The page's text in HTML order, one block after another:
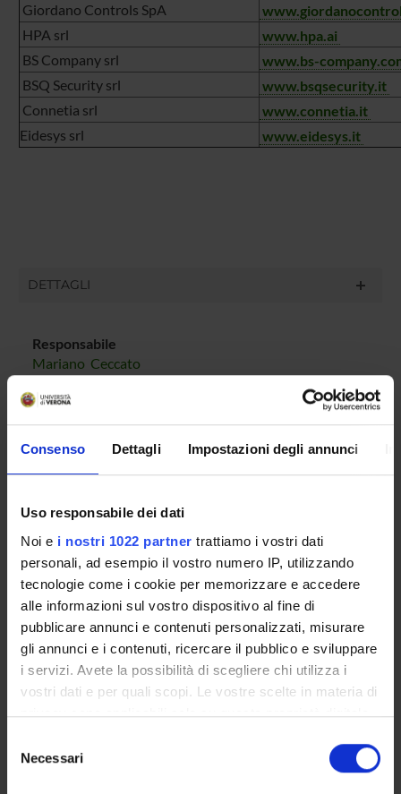
Consenso Dettagli Impostazioni degli annunci
Uso responsabile dei dati
Noi e i nostri 1022 partner trattiamo i vostri dati
personali, ad esempio il vostro numero IP, utilizzando
tecnologie come i cookie per memorizzare e accedere
alle informazioni sul vostro dispositivo al fine di
pubblicare annunci e contenuti personalizzati, misurare
gli annunci e i contenuti, ricercare il pubblico e sviluppare
i servizi. Avete la possibilità di scegliere chi utilizza i
vostri dati e per quali scopi. Le vostre scelte in materia di
privacy sono applicabili solo su questa proprietà digitale
modificare o revocare il proprio consenso in qualsiasi
momento dalla Dichiarazione sui cookie o facendo clic
delNecessari
Giordano Controls SpA
HPA srl
www.hpa.ai
BS Company srl
www.bs-
BSQ Security srl
www.bsqsecurity.it
Connetia srl
www.connetia.it
Eidesys srl
www.eidesys.it
DETTAGLI
Responsabile
Mariano Ceccato
Telefono
E-mail
Strada le Grazie, 15 - 37134 Verona
Pagina Web
http://csp.univr.it
Ufficio
Ca' Vignal 2, Piano -2, Stanza S137-S143
COMPONENTI 9
SERVIZI